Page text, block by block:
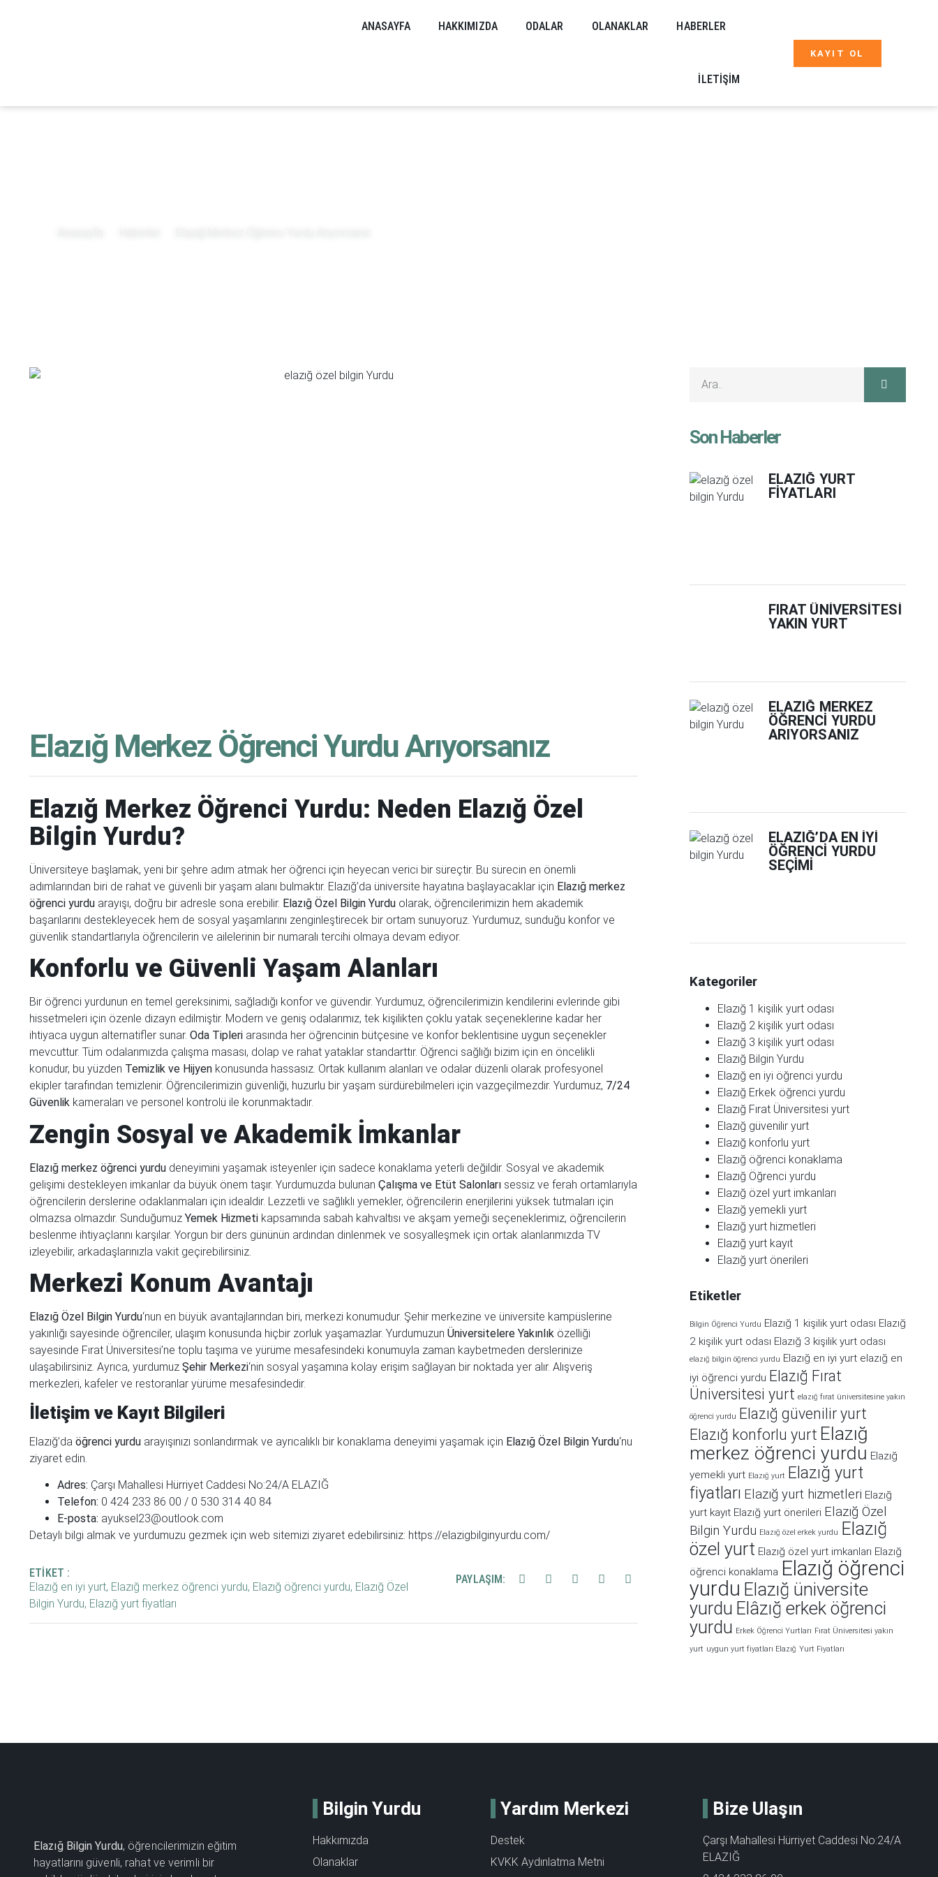
ANASAYFA HAKKIMIZDA ODALAR OLANAKLAR HABERLER
İLETIŞIM
KAYIT OL
Elazığ Merkez Öğrenci Yurdu Arıyorsanız
Elazığ Merkez Öğrenci Yurdu: Neden Elazığ Özel
Bilgin Yurdu?
Üniversiteye başlamak, yeni bir şehre adım atmak her öğrenci için heyecan verici bir süreçtir. Bu sürecin en önemli
adımlarından biri de rahat ve güvenli bir yaşam alanı bulmaktır. Elazığ’da üniversite hayatına başlayacaklar için Elazığ merkez
öğrenci yurdu arayışı, doğru bir adresle sona erebilir. Elazığ Özel Bilgin Yurdu olarak, öğrencilerimizin hem akademik
başarılarını destekleyecek hem de sosyal yaşamlarını zenginleştirecek bir ortam sunuyoruz. Yurdumuz, sunduğu konfor ve
güvenlik standartlarıyla öğrencilerin ve ailelerinin bir numaralı tercihi olmaya devam ediyor.
Konforlu ve Güvenli Yaşam Alanları
Bir öğrenci yurdunun en temel gereksinimi, sağladığı konfor ve güvendir. Yurdumuz, öğrencilerimizin kendilerini evlerinde gibi
hissetmeleri için özenle dizayn edilmiştir. Modern ve geniş odalarımız, tek kişilikten çoklu yatak seçeneklerine kadar her
ihtiyaca uygun alternatifler sunar. Oda Tipleri arasında her öğrencinin bütçesine ve konfor beklentisine uygun seçenekler
mevcuttur. Tüm odalarımızda çalışma masası, dolap ve rahat yataklar standarttır. Öğrenci sağlığı bizim için en öncelikli
konudur, bu yüzden Temizlik ve Hijyen konusunda hassasız. Ortak kullanım alanları ve odalar düzenli olarak profesyonel
ekipler tarafından temizlenir. Öğrencilerimizin güvenliği, huzurlu bir yaşam sürdürebilmeleri için vazgeçilmezdir. Yurdumuz, 7/24
Güvenlik kameraları ve personel kontrolü ile korunmaktadır.
Zengin Sosyal ve Akademik İmkanlar
Elazığ merkez öğrenci yurdu deneyimini yaşamak isteyenler için sadece konaklama yeterli değildir. Sosyal ve akademik
gelişimi destekleyen imkanlar da büyük önem taşır. Yurdumuzda bulunan Çalışma ve Etüt Salonları sessiz ve ferah ortamlarıyla
öğrencilerin derslerine odaklanmaları için idealdir. Lezzetli ve sağlıklı yemekler, öğrencilerin enerjilerini yüksek tutmaları için
olmazsa olmazdır. Sunduğumuz Yemek Hizmeti kapsamında sabah kahvaltısı ve akşam yemeği seçeneklerimiz, öğrencilerin
beslenme ihtiyaçlarını karşılar. Yorgun bir ders gününün ardından dinlenmek ve sosyalleşmek için ortak alanlarımızda TV
izleyebilir, arkadaşlarınızla vakit geçirebilirsiniz.
Merkezi Konum Avantajı
Elazığ Özel Bilgin Yurdu‘nun en büyük avantajlarından biri, merkezi konumudur. Şehir merkezine ve üniversite kampüslerine
yakınlığı sayesinde öğrenciler, ulaşım konusunda hiçbir zorluk yaşamazlar. Yurdumuzun Üniversitelere Yakınlık özelliği
sayesinde Fırat Üniversitesi’ne toplu taşıma ve yürüme mesafesindeki konumuyla zaman kaybetmeden derslerinize
ulaşabilirsiniz. Ayrıca, yurdumuz Şehir Merkezi‘nin sosyal yaşamına kolay erişim sağlayan bir noktada yer alır. Alışveriş
merkezleri, kafeler ve restoranlar yürüme mesafesindedir.
İletişim ve Kayıt Bilgileri
Elazığ’da öğrenci yurdu arayışınızı sonlandırmak ve ayrıcalıklı bir konaklama deneyimi yaşamak için Elazığ Özel Bilgin Yurdu‘nu
ziyaret edin.
Adres: Çarşı Mahallesi Hürriyet Caddesi No:24/A ELAZIĞ
Telefon: 0 424 233 86 00 / 0 530 314 40 84
E-posta: ayuksel23@outlook.com
Detaylı bilgi almak ve yurdumuzu gezmek için web sitemizi ziyaret edebilirsiniz: https://elazigbilginyurdu.com/
ETIKET :
Elazığ en iyi yurt, Elazığ merkez öğrenci yurdu, Elazığ öğrenci yurdu, Elazığ Özel
Bilgin Yurdu, Elazığ yurt fiyatları
PAYLAŞIM:
Son Haberler
ELAZIĞ YURT
FIYATLARI
FIRAT ÜNIVERSITESI
YAKIN YURT
ELAZIĞ MERKEZ
ÖĞRENCI YURDU
ARIYORSANIZ
ELAZIĞ’DA EN İYI
ÖĞRENCI YURDU
SEÇIMI
Kategoriler
Elazığ 1 kişilik yurt odası
Elazığ 2 kişilik yurt odası
Elazığ 3 kişilik yurt odası
Elazığ Bilgin Yurdu
Elazığ en iyi öğrenci yurdu
Elazığ Erkek öğrenci yurdu
Elazığ Fırat Üniversitesi yurt
Elazığ güvenilir yurt
Elazığ konforlu yurt
Elazığ öğrenci konaklama
Elazığ Öğrenci yurdu
Elazığ özel yurt imkanları
Elazığ yemekli yurt
Elazığ yurt hizmetleri
Elazığ yurt kayıt
Elazığ yurt önerileri
Etiketler
Bilgin Öğrenci Yurdu Elazığ 1 kişilik yurt odası Elazığ
2 kişilik yurt odası Elazığ 3 kişilik yurt odası
elazığ bilgin öğrenci yurdu Elazığ en iyi yurt elazığ en
iyi öğrenci yurdu Elazığ Fırat
Üniversitesi yurt elazığ fırat üniversitesine yakın
öğrenci yurdu Elazığ güvenilir yurt
Elazığ konforlu yurt Elazığ
merkez öğrenci yurdu Elazığ
yemekli yurt Elazığ yurt Elazığ yurt
fiyatları Elazığ yurt hizmetleri Elazığ
yurt kayıt Elazığ yurt önerileri Elazığ Özel
Bilgin Yurdu Elazığ özel erkek yurdu
Elazığ
özel yurt Elazığ özel yurt imkanları Elazığ
öğrenci konaklama Elazığ öğrenci
yurdu Elazığ üniversite
yurdu Elâzığ erkek öğrenci
yurdu Erkek Öğrenci Yurtları Fırat Üniversitesi yakın
yurt uygun yurt fiyatları Elazığ Yurt Fiyatları
Elazığ Bilgin Yurdu, öğrencilerimizin eğitim
hayatlarını güvenli, rahat ve verimli bir
Bilgin Yurdu
Hakkımızda
Olanaklar
Yardım Merkezi
Destek
KVKK Aydınlatma Metni
Bize Ulaşın
Çarşı Mahallesi Hürriyet Caddesi No:24/A
ELAZIĞ